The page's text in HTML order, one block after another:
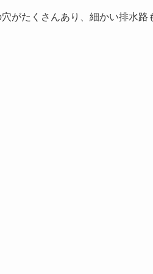
がたくさんあり、細かい排水路